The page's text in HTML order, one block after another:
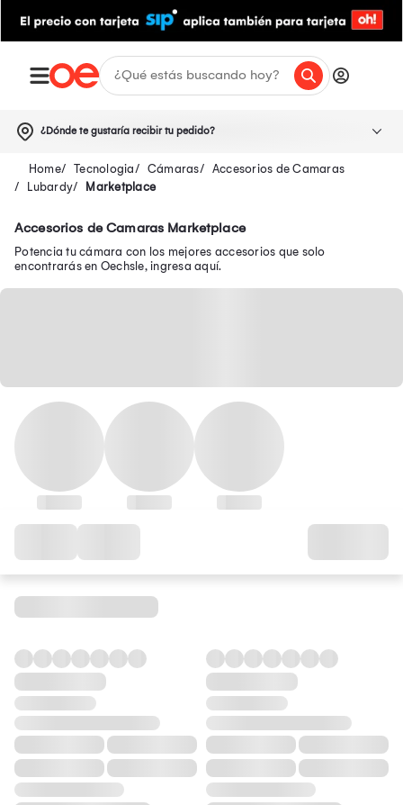
¿Dónde te gustaría recibir tu pedido?
Tecnologia Cámaras
Accesorios de Camaras
Lubardy
Marketplace
Accesorios de Camaras Marketplace
Potencia tu cámara con los mejores accesorios que solo
encontrarás en Oechsle, ingresa aquí.